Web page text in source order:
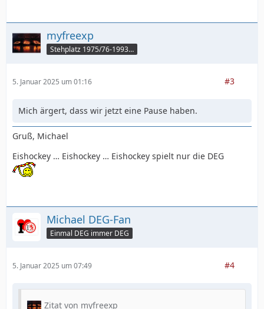
myfreexp
Stehplatz 1975/76-1993/94
5. Januar 2025 um 01:16 #3
Mich ärgert, dass wir jetzt eine Pause haben.
Gruß, Michael
Eishockey … Eishockey … Eishockey spielt nur die DEG
Michael DEG-Fan
Einmal DEG immer DEG
5. Januar 2025 um 07:49 #4
Zitat von myfreexp